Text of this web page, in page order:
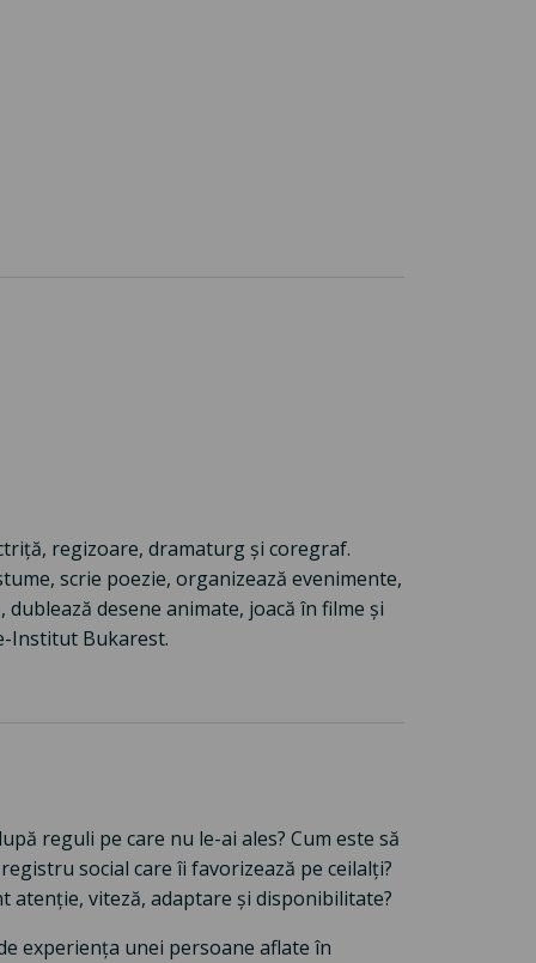
regizoare, dramaturg și coregraf.
scrie poezie, organizează evenimente,
desene animate, joacă în filme și
Institut Bukarest.
reguli pe care nu le-ai ales? Cum este să
social care îi favorizează pe ceilalți?
atenție, viteză, adaptare și disponibilitate?
experiența unei persoane aflate în